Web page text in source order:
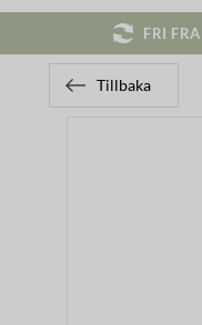
FRI
Tillbaka